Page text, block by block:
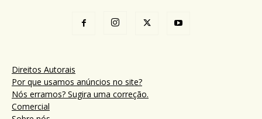
Direitos Autorais
Por que usamos anúncios no site?
Nós erramos? Sugira uma correção.
Comercial